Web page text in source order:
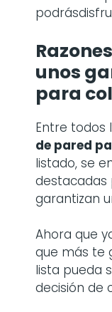
unos
para
Entre todos
de pared
listado, se
destacadas
garantizan
Ahora que
que más te
lista pueda
decisión de